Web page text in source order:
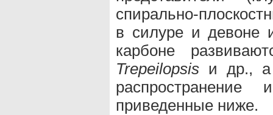
спирально-
в силуре и
карбоне
Trepeilopsis и др., а
приведенные ниже.